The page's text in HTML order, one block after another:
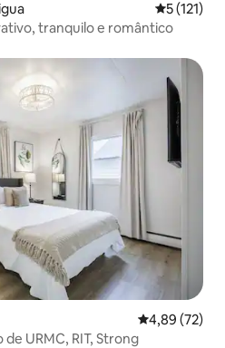
5 de uma
5 (121)
tranquilo e romântico
4,89 de uma
4,89 (72)
URMC, RIT, Strong